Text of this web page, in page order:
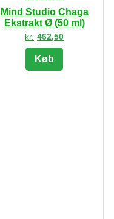
Mind Studio Chaga
Ekstrakt Ø (50 ml)
kr. 462,50
Køb